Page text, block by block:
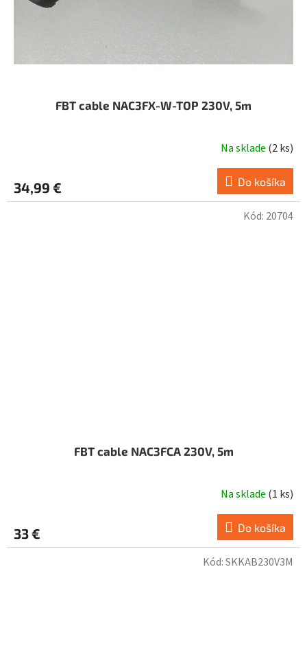
FBT cable NAC3FX-W-TOP 230V, 5m
Na sklade (2 ks)
34,99 € Do košíka
FBT cable NAC3FCA 230V, 5m
Na sklade (1 ks)
33 € Do košíka
Kód: 20704
Kód:SKKAB230V3M